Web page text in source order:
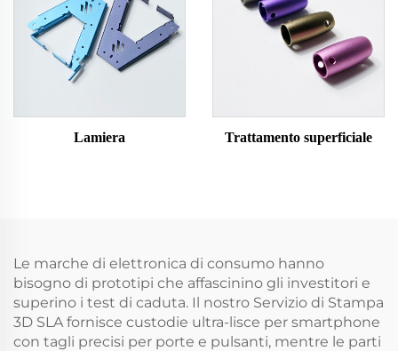
Lamiera Trattamento superficiale
Le marche di elettronica di consumo hanno
bisogno di prototipi che affascinino gli investitori e
superino i test di caduta. Il nostro Servizio di Stampa
3D SLA fornisce custodie ultra-lisce per smartphone
con tagli precisi per porte e pulsanti, mentre le parti